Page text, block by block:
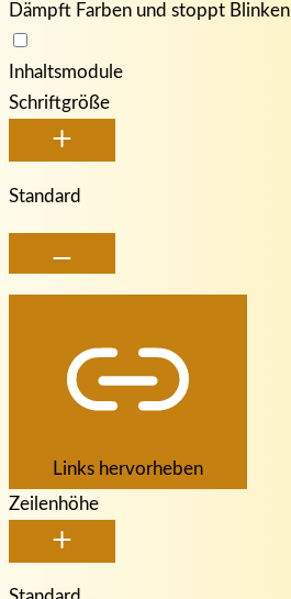
Dämpft Farben und stoppt Blinken
Inhaltsmodule
Schriftgröße
Standard
Links hervorheben
Zeilenhöhe